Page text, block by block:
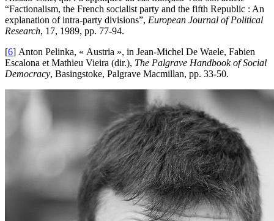
“Factionalism, the French socialist party and the fifth Republic : An
explanation of intra-party divisions”, European Journal of Political
Research, 17, 1989, pp. 77-94.
[6] Anton Pelinka, « Austria », in Jean-Michel De Waele, Fabien
Escalona et Mathieu Vieira (dir.), The Palgrave Handbook of Social
Democracy, Basingstoke, Palgrave Macmillan, pp. 33-50.